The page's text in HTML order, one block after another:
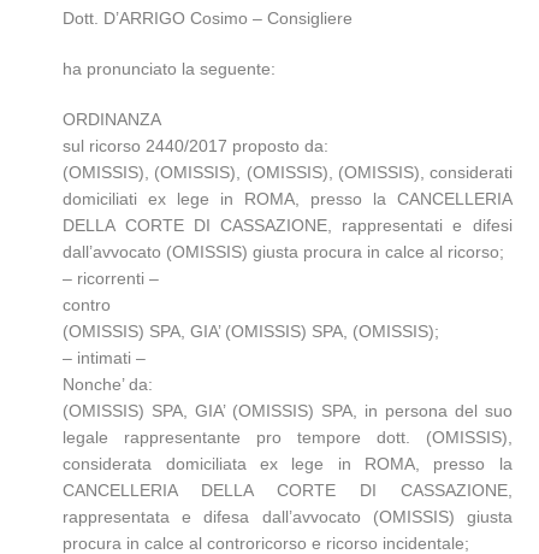
Dott. D’ARRIGO Cosimo – Consigliere
ha pronunciato la seguente:
ORDINANZA
sul ricorso 2440/2017 proposto da:
(OMISSIS), (OMISSIS), (OMISSIS), (OMISSIS), considerati
domiciliati ex lege in ROMA, presso la CANCELLERIA
DELLA CORTE DI CASSAZIONE, rappresentati e difesi
dall’avvocato (OMISSIS) giusta procura in calce al ricorso;
– ricorrenti –
contro
(OMISSIS) SPA, GIA’ (OMISSIS) SPA, (OMISSIS);
– intimati –
Nonche’ da:
(OMISSIS) SPA, GIA’ (OMISSIS) SPA, in persona del suo
legale rappresentante pro tempore dott. (OMISSIS),
considerata domiciliata ex lege in ROMA, presso la
CANCELLERIA DELLA CORTE DI CASSAZIONE,
rappresentata e difesa dall’avvocato (OMISSIS) giusta
procura in calce al controricorso e ricorso incidentale;